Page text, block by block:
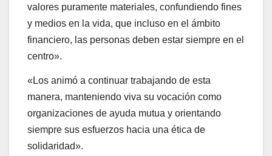
valores puramente materiales, confundiendo fines
y medios en la vida, que incluso en el ámbito
financiero, las personas deben estar siempre en el
centro».
«Los animó a continuar trabajando de esta
manera, manteniendo viva su vocación como
organizaciones de ayuda mutua y orientando
siempre sus esfuerzos hacia una ética de
solidaridad».